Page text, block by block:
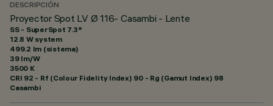
DESCRIPCIÓN
Proyector Spot LV Ø 116- Casambi - Lente
SS - SuperSpot 7.3°
12.8 W system
499.2 lm (sistema)
39 lm/W
3500 K
CRI 92 - Rf (Colour Fidelity Index) 90 - Rg (Gamut Index) 98
Casambi